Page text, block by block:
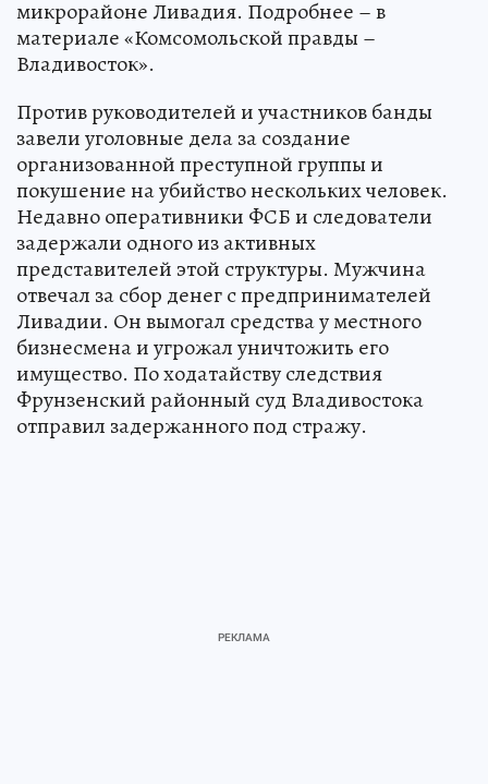
микрорайоне Ливадия. Подробнее – в
материале «Комсомольской правды –
Владивосток».
Против руководителей и участников банды
завели уголовные дела за создание
организованной преступной группы и
покушение на убийство нескольких человек.
Недавно оперативники ФСБ и следователи
задержали одного из активных
представителей этой структуры. Мужчина
отвечал за сбор денег с предпринимателей
Ливадии. Он вымогал средства у местного
бизнесмена и угрожал уничтожить его
имущество. По ходатайству следствия
Фрунзенский районный суд Владивостока
отправил задержанного под стражу.